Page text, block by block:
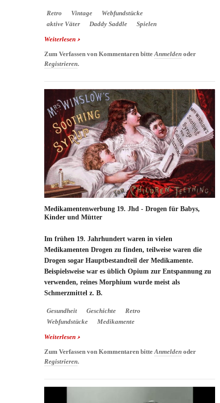
Retro Vintage
Webfundstücke
aktive Väter
Daddy Saddle Spielen
Weiterlesen über Daddy Saddle - Reiterlebnis auf Vaters
Zum Verfassen von Kommentaren bitteAnmelden oder
Registrieren.
Medikamentenwerbung 19. Jhd - Drogen für Babys,
Kinder und Mütter
Im frühen 19. Jahrhundert waren in vielen
Medikamenten Drogen zu finden, teilweise waren die
Drogen sogar Hauptbestandteil der Medikamente.
Beispielsweise war es üblich Opium zur Entspannung zu
verwenden, reines Morphium wurde meist als
Schmerzmittel z. B.
Gesundheit Geschichte
Retro
Webfundstücke
Medikamente
Weiterlesen über Medikamentenwerbung 19. Jhd - Drogen für
Zum Verfassen von Kommentaren bitteAnmelden oder
Registrieren.